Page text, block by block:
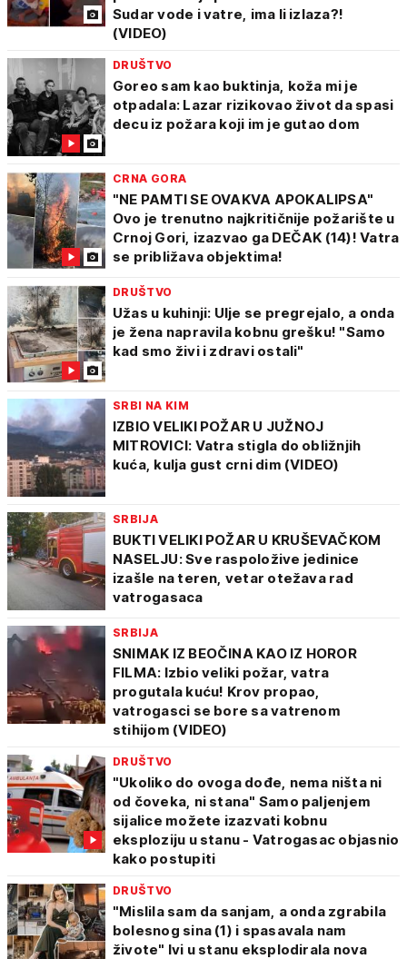
Sudar vode i vatre, ima li izlaza?!
(VIDEO)
DRUŠTVO
Goreo sam kao buktinja, koža mi je
otpadala: Lazar rizikovao život da spasi
decu iz požara koji im je gutao dom
CRNA GORA
"NE PAMTI SE OVAKVA APOKALIPSA"
Ovo je trenutno najkritičnije požarište u
Crnoj Gori, izazvao ga DEČAK (14)! Vatra
se približava objektima!
DRUŠTVO
Užas u kuhinji: Ulje se pregrejalo, a onda
je žena napravila kobnu grešku! "Samo
kad smo živi i zdravi ostali"
SRBI NA KIM
IZBIO VELIKI POŽAR U JUŽNOJ
MITROVICI: Vatra stigla do obližnjih
kuća, kulja gust crni dim (VIDEO)
SRBIJA
BUKTI VELIKI POŽAR U KRUŠEVAČKOM
NASELJU: Sve raspoložive jedinice
izašle na teren, vetar otežava rad
vatrogasaca
SRBIJA
SNIMAK IZ BEOČINA KAO IZ HOROR
FILMA: Izbio veliki požar, vatra
progutala kuću! Krov propao,
vatrogasci se bore sa vatrenom
stihijom (VIDEO)
DRUŠTVO
"Ukoliko do ovoga dođe, nema ništa ni
od čoveka, ni stana" Samo paljenjem
sijalice možete izazvati kobnu
eksploziju u stanu - Vatrogasac objasnio
kako postupiti
DRUŠTVO
"Mislila sam da sanjam, a onda zgrabila
bolesnog sina (1) i spasavala nam
živote" Ivi u stanu eksplodirala nova